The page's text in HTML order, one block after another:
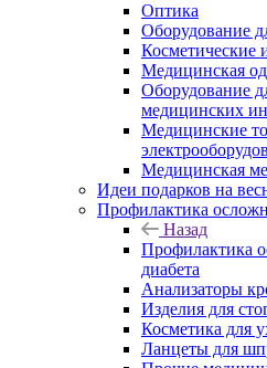
Оптика
Оборудование
Косметические
Медицинская
Оборудование
медицинских
Медицинские
Медицинская
Идеи подарков на
Профилактика
Назад
Профилактика
диабета
Анализаторы
Изделия для
Косметика для
Ланцеты для